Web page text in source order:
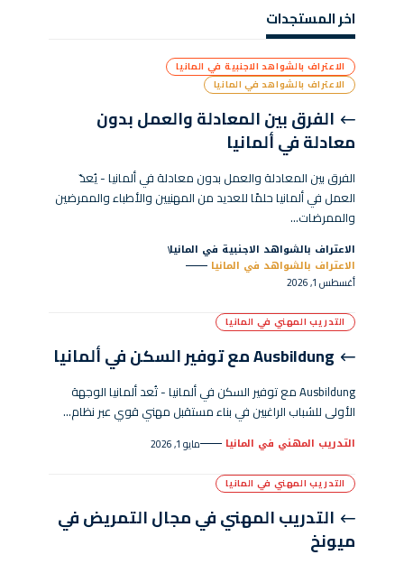
اخر المستجدات
الاعتراف بالشواهد الاجنبية في المانيا
الاعتراف بالشواهد في المانيا
الفرق بين المعادلة والعمل بدون
معادلة في ألمانيا
الفرق بين المعادلة والعمل بدون معادلة في ألمانيا - يُعدّ
العمل في ألمانيا حلمًا للعديد من المهنيين والأطباء والممرضين
والممرضات…
الاعتراف بالشواهد الاجنبية في المانيا
الاعتراف بالشواهد في المانيا
أغسطس 1, 2026
التدريب المهني في المانيا
Ausbildung مع توفير السكن في ألمانيا
Ausbildung مع توفير السكن في ألمانيا - تُعد ألمانيا الوجهة
الأولى للشباب الراغبين في بناء مستقبل مهني قوي عبر نظام…
التدريب المهني في المانيا مايو 1, 2026
التدريب المهني في المانيا
التدريب المهني في مجال التمريض في
ميونخ